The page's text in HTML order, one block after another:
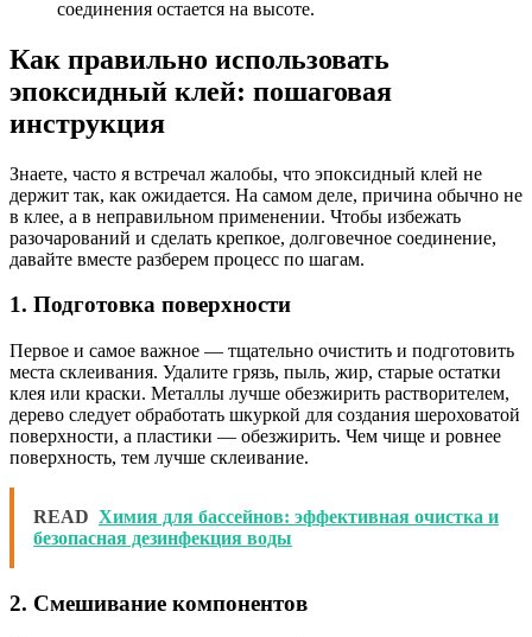
соединения остается на высоте.
Как правильно использовать
эпоксидный клей: пошаговая
инструкция
Знаете, часто я встречал жалобы, что эпоксидный клей не
держит так, как ожидается. На самом деле, причина обычно не
в клее, а в неправильном применении. Чтобы избежать
разочарований и сделать крепкое, долговечное соединение,
давайте вместе разберем процесс по шагам.
1. Подготовка поверхности
Первое и самое важное — тщательно очистить и подготовить
места склеивания. Удалите грязь, пыль, жир, старые остатки
клея или краски. Металлы лучше обезжирить растворителем,
дерево следует обработать шкуркой для создания шероховатой
поверхности, а пластики — обезжирить. Чем чище и ровнее
поверхность, тем лучше склеивание.
READ Химия для бассейнов: эффективная очистка и
безопасная дезинфекция воды
2. Смешивание компонентов